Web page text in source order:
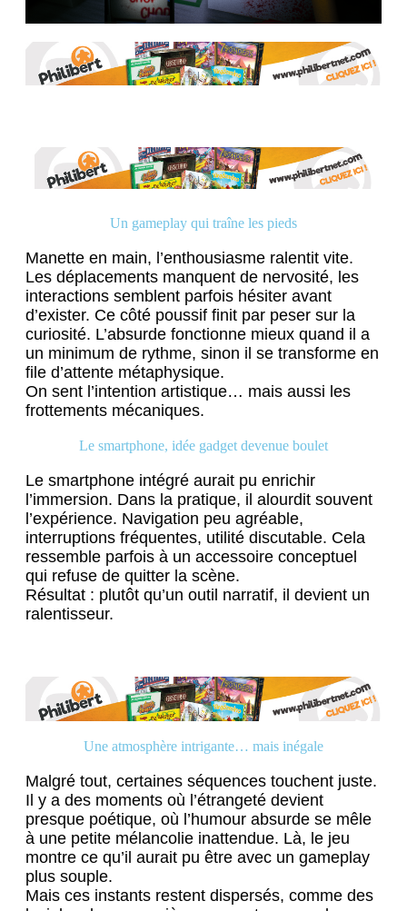
Un gameplay qui traîne les pieds
Manette en main, l’enthousiasme ralentit vite.
Les déplacements manquent de nervosité, les
interactions semblent parfois hésiter avant
d’exister. Ce côté poussif finit par peser sur la
curiosité. L’absurde fonctionne mieux quand il a
un minimum de rythme, sinon il se transforme en
file d’attente métaphysique.
On sent l’intention artistique… mais aussi les
frottements mécaniques.
Le smartphone, idée gadget devenue boulet
Le smartphone intégré aurait pu enrichir
l’immersion. Dans la pratique, il alourdit souvent
l’expérience. Navigation peu agréable,
interruptions fréquentes, utilité discutable. Cela
ressemble parfois à un accessoire conceptuel
qui refuse de quitter la scène.
Résultat : plutôt qu’un outil narratif, il devient un
ralentisseur.
Une atmosphère intrigante… mais inégale
Malgré tout, certaines séquences touchent juste.
Il y a des moments où l’étrangeté devient
presque poétique, où l’humour absurde se mêle
à une petite mélancolie inattendue. Là, le jeu
montre ce qu’il aurait pu être avec un gameplay
plus souple.
Mais ces instants restent dispersés, comme des